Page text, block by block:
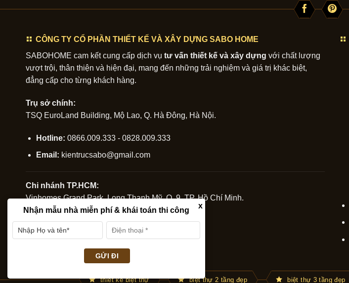
CÔNG TY CỔ PHẦN THIẾT KẾ VÀ XÂY DỰNG SABO HOME
SABOHOME cam kết cung cấp dịch vụ tư vấn thiết kế và xây dựng với chất lượng
vượt trội, thân thiện và hiện đại, mang đến những trải nghiệm và giá trị khác biệt,
đẳng cấp cho từng khách hàng.
Trụ sở chính:
TSQ EuroLand Building, Mộ Lao, Q. Hà Đông, Hà Nội.
Hotline: 0866.009.333 - 0828.009.333
Email: kientrucsabo@gmail.com
Chi nhánh TP.HCM:
Vinhomes Grand Park, Long Thạnh Mỹ, Q. 9, TP. Hồ Chí Minh.
Hotline:0914.675.888
thiết kế biệt thự biệt thự 2 tầng đẹp biệt thự 3 tầng đẹp
Nhận mẫu nhà miễn phí & khái toán thi công
x